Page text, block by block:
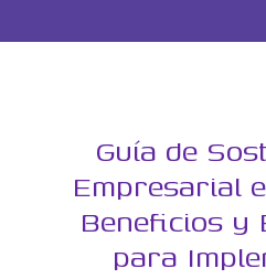
Guía de
Empresarial
Beneficios y
para